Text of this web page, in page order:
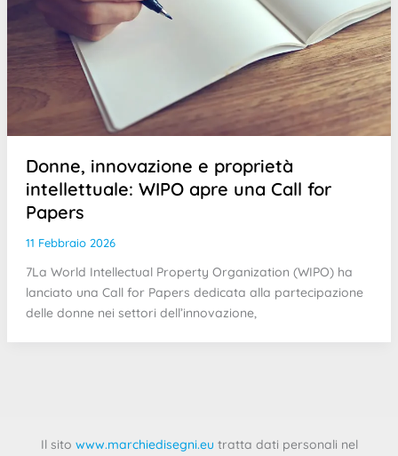
Donne, innovazione e proprietà
intellettuale: WIPO apre una Call for
Papers
11 Febbraio 2026
7La World Intellectual Property Organization (WIPO) ha
lanciato una Call for Papers dedicata alla partecipazione
delle donne nei settori dell’innovazione,
Il sito www.marchiedisegni.eu tratta dati personali nel